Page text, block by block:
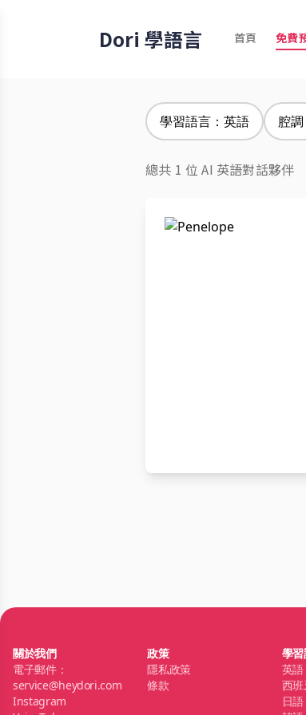
Dori 學語言 首頁 免費
學習語言：英語 腔
總共 1 位 AI 英語對話夥伴
關於我們
電子郵件：
service@heydori.com
Instagram
政策
隱私政策
條款
學
英語
西
日語